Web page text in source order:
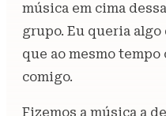
música em cima
grupo. Eu queria algo
que ao mesmo
comigo.
Fizemos a música a